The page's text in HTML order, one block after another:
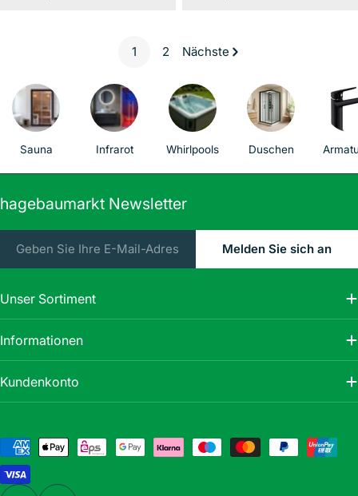
1 2 Nächste
Sauna Infrarot Whirlpools Duschen
hagebaumarkt Newsletter
Mail
Melden Sie sich an
Unser Sortiment
Informationen
Kundenkonto
Zahlungsmethoden